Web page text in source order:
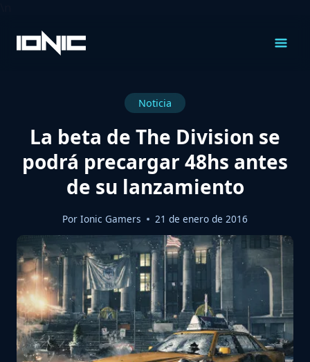
Contenido
Noticia
La beta de The Division se
podrá precargar 48hs antes
de su lanzamiento
Por Ionic Gamers 21 de enero de 2016